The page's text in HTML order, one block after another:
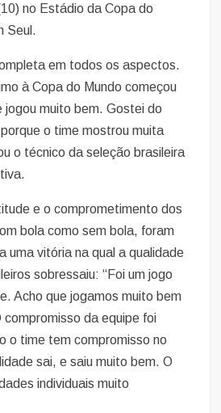
no Estádio da Copa do
Seul.
em todos os aspectos.
à Copa do Mundo começou
jogou muito bem. Gostei do
o time mostrou muita
o técnico da seleção brasileira
e o comprometimento dos
bola como sem bola, foram
uma vitória na qual a qualidade
sobressaiu: “Foi um jogo
Acho que jogamos muito bem
compromisso da equipe foi
o time tem compromisso no
sai, e saiu muito bem. O
individuais muito